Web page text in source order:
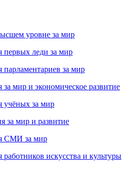
уровне за мир
первых леди за мир
за мир
мир и экономическое развитие
учёных за мир
за мир и развитие
СМИ за мир
искусства и культуры